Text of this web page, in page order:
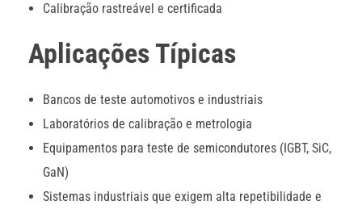
Calibração rastreável e certificada
Aplicações Típicas
Bancos de teste automotivos e industriais
Laboratórios de calibração e metrologia
Equipamentos para teste de semicondutores (IGBT, SiC,
GaN)
Sistemas industriais que exigem alta repetibilidade e